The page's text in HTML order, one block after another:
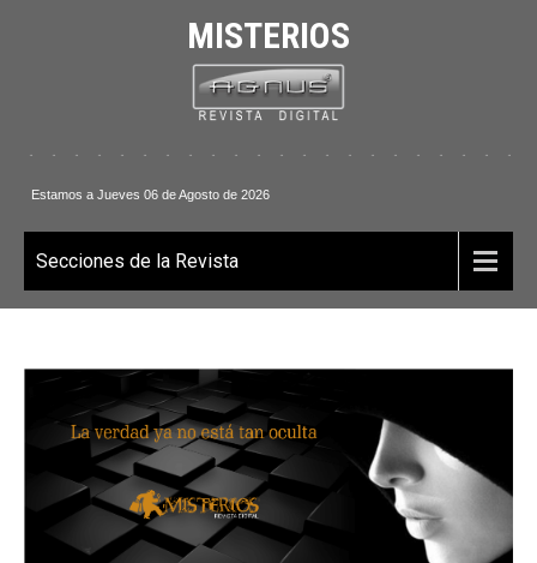
MISTERIOS
. . . . . . . . . . . . . . . . . . . . . . .
Estamos a Jueves 06 de Agosto de 2026
Secciones de la Revista